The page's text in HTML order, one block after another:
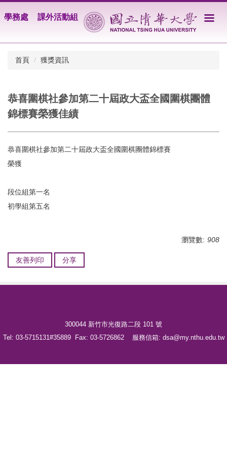
到
學務處 課外活動組
首頁 獲獎資訊
恭喜圍棋社參加第二十屆政大盃全國圍棋團體
錦標賽榮獲佳績
恭喜圍棋社參加第二十屆政大盃全國圍棋團體錦標賽
榮獲
段位組第一名
初學組第五名
瀏覽數: 908
友善列印 分享
300044 新竹市光復路二段 101 號
Tel: 03-5715131#35889 Fax: 03-5726862 服務信箱: dsa@my.nthu.edu.tw